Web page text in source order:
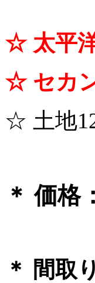
☆ 太平
☆ セカ
☆ 土地
＊ 価格：
＊ 間取